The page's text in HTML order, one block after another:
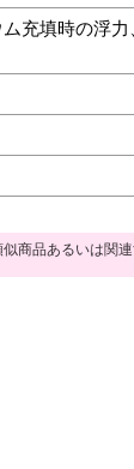
充填時の浮
商品あるいは関